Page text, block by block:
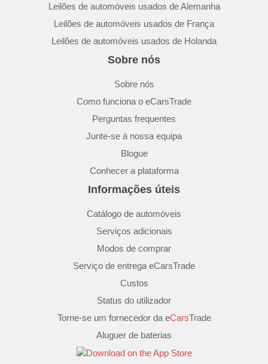
Leilões de automóveis usados de Alemanha
Leilões de automóveis usados de França
Leilões de automóveis usados de Holanda
Sobre nós
Sobre nós
Como funciona o eCarsTrade
Perguntas frequentes
Junte-se à nossa equipa
Blogue
Conhecer a plataforma
Informações úteis
Catálogo de automóveis
Serviços adicionais
Modos de comprar
Serviço de entrega eCarsTrade
Custos
Status do utilizador
Torne-se um fornecedor da eCarsTrade
Aluguer de baterias